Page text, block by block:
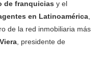
de franquicias y el
en Latinoamérica
de la red inmobiliaria más
, presidente de